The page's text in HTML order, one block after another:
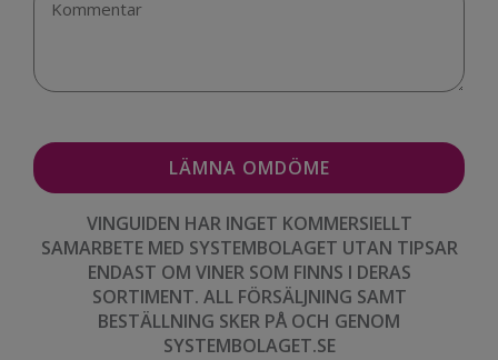
VINGUIDEN HAR INGET KOMMERSIELLT
SAMARBETE MED SYSTEMBOLAGET UTAN TIPSAR
ENDAST OM VINER SOM FINNS I DERAS
SORTIMENT. ALL FÖRSÄLJNING SAMT
BESTÄLLNING SKER PÅ OCH GENOM
SYSTEMBOLAGET.SE